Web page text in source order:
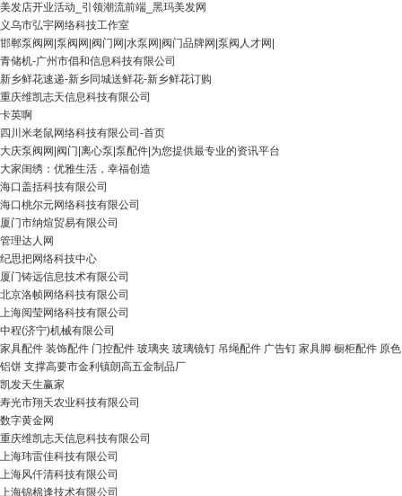
美发店开业活动_引领潮流前端_黑玛美发网
义乌市弘宇网络科技工作室
邯郸泵阀网|泵阀网|阀门网|水泵网|阀门品牌网|泵阀人才网|
青储机-广州市倡和信息科技有限公司
新乡鲜花速递-新乡同城送鲜花-新乡鲜花订购
重庆维凯志天信息科技有限公司
卡英啊
四川米老鼠网络科技有限公司-首页
大庆泵阀网|阀门|离心泵|泵配件|为您提供最专业的资讯平台
大家闺绣：优雅生活，幸福创造
海口盖括科技有限公司
海口桃尔元网络科技有限公司
厦门市纳煊贸易有限公司
管理达人网
纪思把网络科技中心
厦门铸远信息技术有限公司
北京洛帧网络科技有限公司
上海阅莹网络科技有限公司
中程(济宁)机械有限公司
家具配件 装饰配件 门控配件 玻璃夹 玻璃镜钉 吊绳配件 广告钉 家具脚 橱柜配件 原色
铝饼 支撑高要市金利镇朗高五金制品厂
凯发天生赢家
寿光市翔天农业科技有限公司
数字黄金网
重庆维凯志天信息科技有限公司
上海玮雷佳科技有限公司
上海风仟清科技有限公司
上海锦棉逢技术有限公司